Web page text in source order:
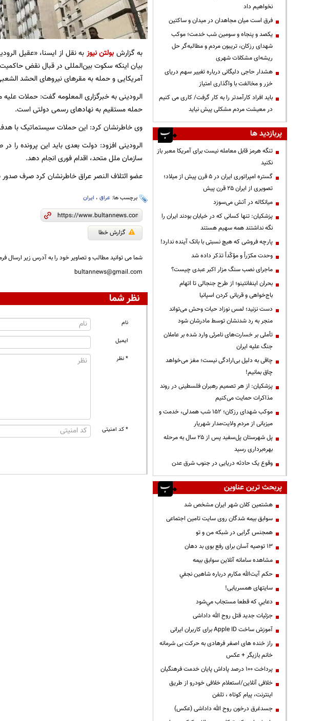
به گزارش بولتن نیوز به نقل از ایسنا، «عقیل
بیان اینکه سکوت بین‌المللی در قبال نقض
آمریکایی و حمله به مقرهای نیروهای الحشد
الرودینی به خبرگزاری المعلومه گفت: حملات
حمله مستقیم به نهادهای رسمی دولتی است.
وی خاطرنشان کرد: این حملات سیستماتیک با
الرودینی افزود: دولت بعدی باید این پرونده را
سازمان ملل متحد، اقدام فوری انجام دهد.
عضو ائتلاف النصر عراق خاطرنشان کرد صرف صدور
برچسب ها: عراق، ایران
گزارش خطا
شما می توانید مطالب و تصاویر خود را به آدرس زیر ارسال
bultannews@gmail.com
نظر شما
نام
ایمیل
* نظر
* کد امنیتی
نخواهیم داد
فرق است میان مجاهدان در میدان و ساکتین
یکصد و پنجاه و سومین شب خدمت؛ موکب
شهدای رزکان، تریبون مردم و مطالبه‌گر حل
ریشه‌ای مشکلات شهری
هشدار حاجی دلیگانی درباره تغییر سهم دریای
خزر و مخالفت با واگذاری امتیاز
باید افراد کارآمدتر را به کار گرفت/ کاری می کنیم
در معیشت مردم مشکلی پیش نیاید
پربازدید ها
تنگه هرمز قابل معامله نیست برای آمریکا معبر باز
نکنید
گستره امپراتوری ایران در ۵ قرن پیش از میلاد؛
تصویری از ایران ۲۵ قرن پیش
میانکاله در آتش می‌سوزد
پزشکیان: تنها کسانی که در خیابان بودند ایران را
نگه نداشتند همه سهیم هستند
پارچه فروشی که هیچ نسبتی با بانک آینده ندارد!
وحدت مکرّراً و مؤکّداً تذکر داده شد
ماجرای نصب سنگ مزار اکبر عبدی چیست؟
بحران اینفانتینو؛ از طرح جنجالی تا اتهام
باج‌خواهی و قربانی کردن اسپانیا
دست نزنید؛ لمس نوزاد حیات وحش می‌تواند
منجر به رد شدنشان توسط مادرشان شود
تأملی بر خسارت‌های نامرئی وارد شده بر عاملان
جنگ علیه ایران
چاقی به دلیل بی‌ارادگی نیست؛ مغز می‌خواهد
چاق بمانیم!
پزشکیان: از هر تصمیم رهبران فلسطینی در روند
مذاکرات حمایت می‌کنیم
موکب شهدای رزکان؛ ۱۵۲ شب همدلی، خدمت و
میزبانی از مردم ولایت‌مدار شهریار
پل شهرستان پل‌سفید پس از ۲۵ سال به مرحله
بهره‌برداری رسید
وقوع یک حادثه دریایی در جنوب شرق عدن
پربحث ترین عناوین
هشتمین کلان شهر ایران مشخص شد
سوابق بیمه شدگان روی سایت تامین اجتماعی
همجنس گرایی در شبکه من و تو
13 توصیه آسان برای رفع بوی بد دهان
مشاهده سامانه آنلاين سوابق بیمه
حكم آيت‌الله مكارم درباره شاهين نجفي
سایتهای همسریابی!
دعايي كه قطعا مستجاب مي‌شود
جزئیات جدید قتل روح الله داداشی
آموزش ساخت Apple ID برای کاربران ایرانی
راز خنده های اصغر فرهادی به حرکت بی شرمانه
خانم بازیگر + عکس
پرداخت ۱۰۰ درصد پاداش پایان خدمت فرهنگیان
خلافی آنلاین/استعلام خلافی خودرو از طریق
اینترنت، پیام کوتاه ، تلفن
جسدغرق درخون روح الله داداشی (عکس)